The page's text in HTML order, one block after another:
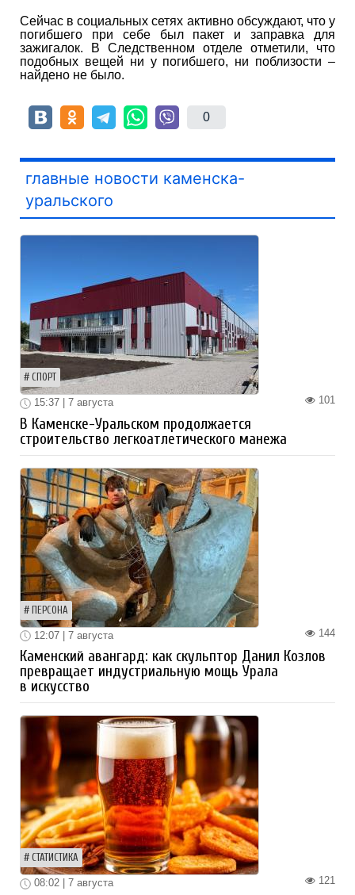
Сейчас в социальных сетях активно обсуждают, что у
погибшего при себе был пакет и заправка для
зажигалок. В Следственном отделе отметили, что
подобных вещей ни у погибшего, ни поблизости –
найдено не было.
0
главные новости каменска-
уральского
СПОРТ
101
15:37 | 7 августа
В Каменске-Уральском продолжается
строительство легкоатлетического манежа
ПЕРСОНА
144
12:07 | 7 августа
Каменский авангард: как скульптор Данил Козлов
превращает индустриальную мощь Урала
в искусство
СТАТИСТИКА
121
08:02 | 7 августа